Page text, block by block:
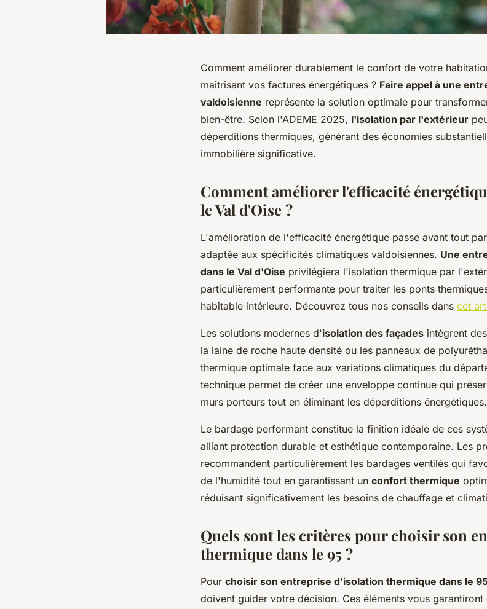
Comment améliorer durablement le confort de votre
maîtrisant vos factures énergétiques ? Faire appel à une
valdoisienne représente la solution optimale pour
bien-être. Selon l'ADEME 2025, l'isolation par l'extérieur
déperditions thermiques, générant des économies
immobilière significative.
Comment améliorer l'efficacité
le Val d'Oise ?
L'amélioration de l'efficacité énergétique passe avant tout
adaptée aux spécificités climatiques valdoisiennes. Une
dans le Val d'Oise privilégiera l'isolation thermique par
particulièrement performante pour traiter les ponts
habitable intérieure. Découvrez tous nos conseils dans cet
Les solutions modernes d'isolation des façades intègrent
la laine de roche haute densité ou les panneaux de
thermique optimale face aux variations climatiques du
technique permet de créer une enveloppe continue qui
murs porteurs tout en éliminant les déperditions énergétiques.
Le bardage performant constitue la finition idéale de ces
alliant protection durable et esthétique contemporaine. Les
recommandent particulièrement les bardages ventilés qui
de l'humidité tout en garantissant un confort thermique
réduisant significativement les besoins de chauffage et
Quels sont les critères pour choisir son
thermique dans le 95 ?
Pour choisir son entreprise d'isolation thermique dans le
doivent guider votre décision. Ces éléments vous garantiront